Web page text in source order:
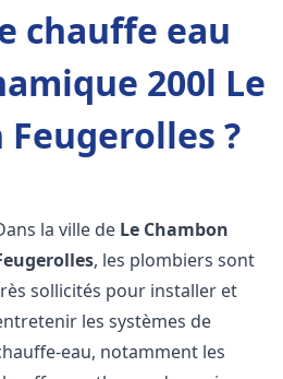
chauffe eau
200l Le
Feugerolles ?
la ville de Le Chambon
, les plombiers sont
sollicités pour installer et
les systèmes de
eau, notamment les